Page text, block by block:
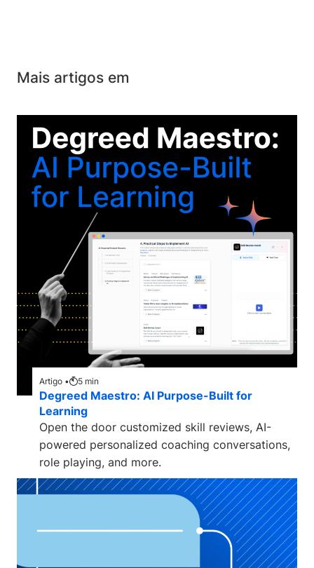
Mais artigos em
Artigo • 5 min
Degreed Maestro: AI Purpose-Built for
Learning
Open the door customized skill reviews, AI-
powered personalized coaching conversations,
role playing, and more.